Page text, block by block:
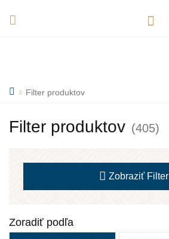
Filter produktov
Filter produktov (405)
Zobraziť Filter
Zoradiť podľa